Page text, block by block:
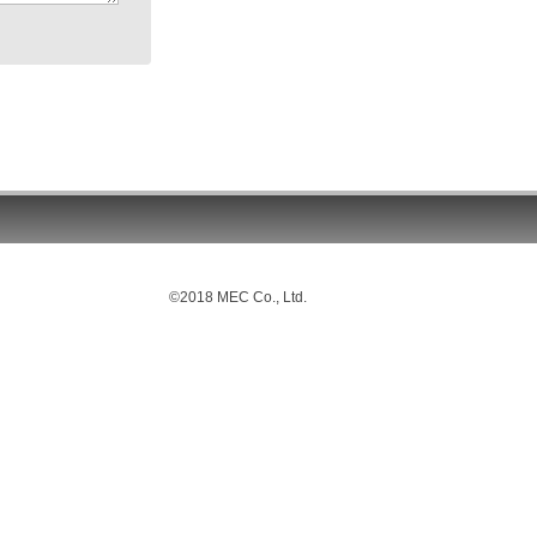
©2018 MEC Co., Ltd.